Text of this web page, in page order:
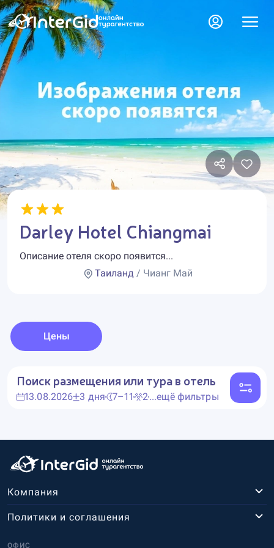
Darley Hotel Chiangmai
Описание отеля скоро появится...
Таиланд/ Чианг Май
Цены
Поиск размещения или тура в отель
13.08.2026 3 дня 7–11 2...ещё фильтры
Компания
ОФИС
Политики и соглашения